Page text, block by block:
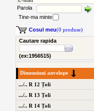
Parola
Tine-ma minte
Cosul meu(0 produse)
Cautare rapida
(ex:1956515)
Dimensiuni anvelope
.../.. R 12 Țoli
.../.. R 13 Țoli
.../.. R 14 Țoli